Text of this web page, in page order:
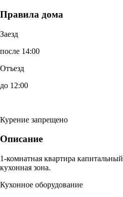
Правила дома
Заезд
после 14:00
Отъезд
до 12:00
Курение запрещено
Описание
1-комнатная квартира
кухонная зона.
Кухонное оборудование